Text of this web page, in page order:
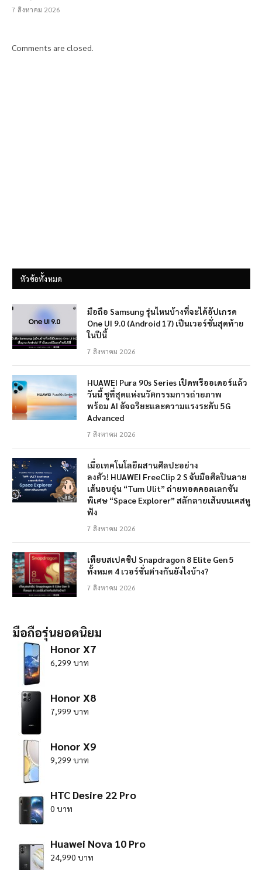
7 สิงหาคม 2026
Comments are closed.
หัวข้อทั้งหมด
มือถือ Samsung รุ่นไหนบ้างที่จะได้อัปเกรด
One UI 9.0 (Android 17) เป็นเวอร์ชั่นสุดท้าย
ในปีนี้
7 สิงหาคม 2026
HUAWEI Pura 90s Series เปิดพรีออเดอร์แล้ว
วันนี้ ชูที่สุดแห่งนวัตกรรมการถ่ายภาพ
พร้อม AI อัจฉริยะและความแรงระดับ 5G
Advanced
7 สิงหาคม 2026
เมื่อเทคโนโลยีผสานศิลปะอย่าง
ลงตัว! HUAWEI FreeClip 2 S จับมือศิลปินลาย
เส้นอบอุ่น “Tum Ulit” ถ่ายทอดคอลเลกชัน
พิเศษ “Space Explorer” สลักลายเส้นบนเคสหู
ฟัง
7 สิงหาคม 2026
เทียบสเปคชิป Snapdragon 8 Elite Gen 5
ทั้งหมด 4 เวอร์ชั่นต่างกันยังไงบ้าง?
7 สิงหาคม 2026
มือถือรุ่นยอดนิยม
Honor X7
6,299 บาท
Honor X8
7,999 บาท
Honor X9
9,299 บาท
HTC Desire 22 Pro
0 บาท
Huawei Nova 10 Pro
24,990 บาท